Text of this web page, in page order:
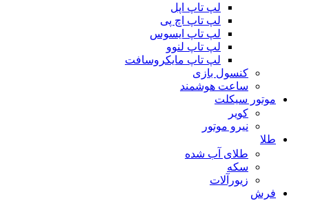
لپ تاپ اپل
لپ تاپ اچ پی
لپ تاپ ایسوس
لپ تاپ لنوو
لپ تاپ مایکروسافت
کنسول بازی
ساعت هوشمند
موتور سیکلت
کویر
نیرو موتور
طلا
طلای آب شده
سکه
زیورآلات
فرش